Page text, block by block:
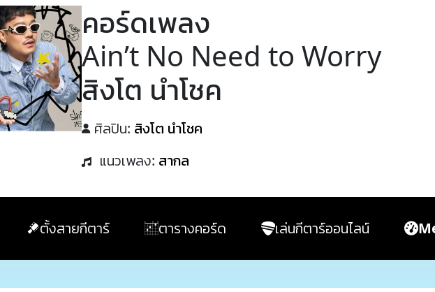
คอร์ดเพลง
Ain’t No Need to Worry
สิงโต นำโชค
ศิลปิน: สิงโต นำโชค
แนวเพลง: สากล
ตั้งสายกีตาร์ ตารางคอร์ด เล่นกีตาร์ออนไลน์